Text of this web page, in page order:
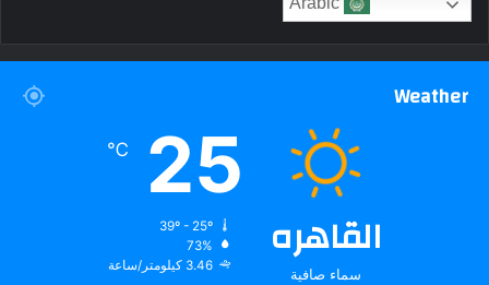
Weather
القاهره
سماء صافية
25
℃
73%
3.46 كيلومتر/ساعة